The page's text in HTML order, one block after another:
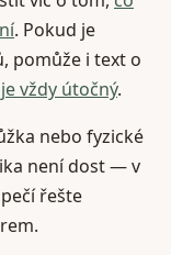
. Pokud je
pomůže i text o
vždy útočný.
nebo fyzické
není dost — v
řešte